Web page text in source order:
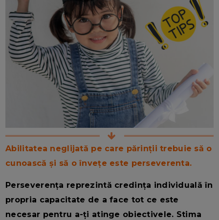
Abilitatea neglijată pe care părinții trebuie să o
cunoască și să o învețe este perseverenta.
Perseverența reprezintă credința individuală în
propria capacitate de a face tot ce este
necesar pentru a-ți atinge obiectivele. Stima